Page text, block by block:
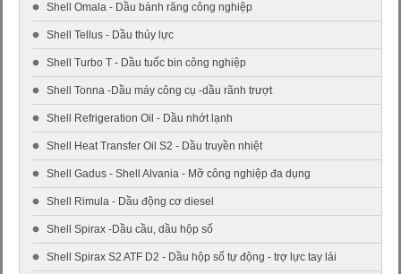
Shell Omala - Dầu bánh răng công nghiệp
Shell Tellus - Dầu thủy lực
Shell Turbo T - Dầu tuốc bin công nghiệp
Shell Tonna -Dầu máy công cụ -dầu rãnh trượt
Shell Refrigeration Oil - Dầu nhớt lạnh
Shell Heat Transfer Oil S2 - Dầu truyền nhiệt
Shell Gadus - Shell Alvania - Mỡ công nghiệp đa dụng
Shell Rimula - Dầu động cơ diesel
Shell Spirax -Dầu cầu, dầu hộp số
Shell Spirax S2 ATF D2 - Dầu hộp số tự động - trợ lực tay lái